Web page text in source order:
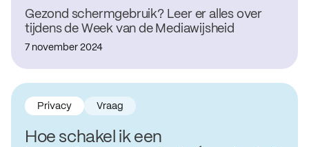
Gezond schermgebruik? Leer er alles over
tijdens de Week van de Mediawijsheid
7 november 2024
Hoe schakel ik een
Privacy Vraag